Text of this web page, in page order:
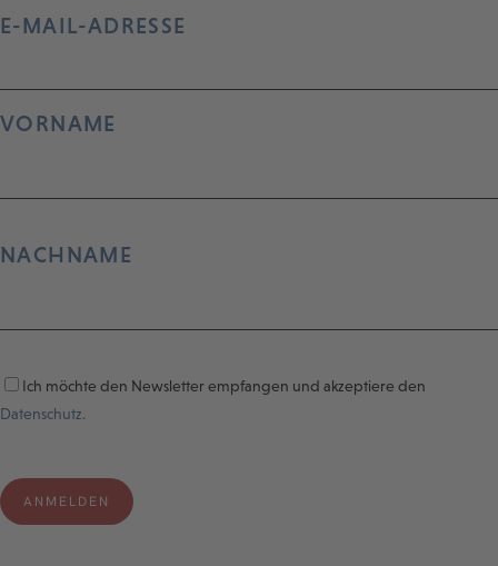
E-MAIL-ADRESSE
VORNAME
NACHNAME
Ich möchte den Newsletter empfangen und akzeptiere den
Datenschutz.